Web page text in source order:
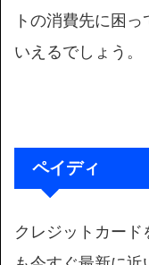
トの消費先に困
いえるでしょう。
ペイディ
クレジットカー